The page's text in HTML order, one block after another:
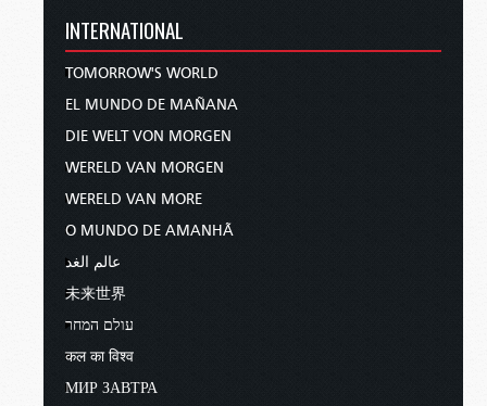
INTERNATIONAL
TOMORROW'S WORLD
EL MUNDO DE MAÑANA
DIE WELT VON MORGEN
WERELD VAN MORGEN
WERELD VAN MORE
O MUNDO DE AMANHÃ
عالم الغد
未来世界
עולם המחר
कल का विश्व
МИР ЗАВТРА